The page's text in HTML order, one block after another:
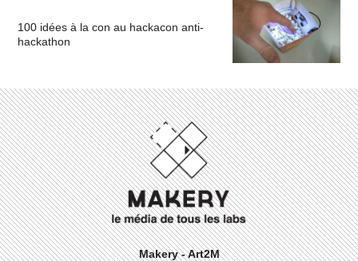
100 idées à la con au hackacon anti-
hackathon
Makery - Art2M